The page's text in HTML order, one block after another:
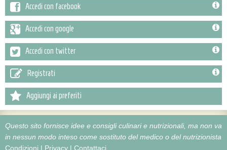
Accedi con facebook
Accedi con google
Accedi con twitter
Registrati
Aggiungi ai preferiti
Questo sito fornisce idee e consigli culinari e nutrizionali, ma non va
in nessun modo inteso come sostituto del medico o del nutrizionista
Condizioni | Privacy | Contattaci